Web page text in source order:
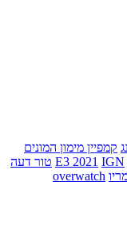
קמפיין מימון המונים
E3 2021 IGN
טור דעה
overwatch